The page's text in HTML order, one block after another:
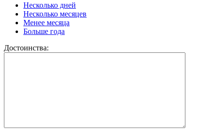
Несколько дней
Несколько месяцев
Менее месяца
Больше года
Достоинства: